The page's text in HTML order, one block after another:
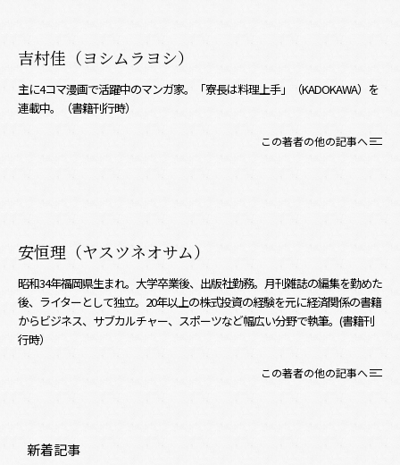
吉村佳（ヨシムラヨシ）
主に4コマ漫画で活躍中のマンガ家。「寮長は料理上手」（KADOKAWA）を
連載中。（書籍刊行時）
この著者の他の記事へ
安恒理（ヤスツネオサム）
昭和34年福岡県生まれ。大学卒業後、出版社勤務。月刊雑誌の編集を勤めた
後、ライターとして独立。20年以上の株式投資の経験を元に経済関係の書籍
からビジネス、サブカルチャー、スポーツなど幅広い分野で執筆。(書籍刊
行時）
この著者の他の記事へ
新着記事